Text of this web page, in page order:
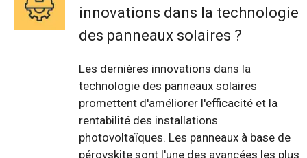
innovations dans la technologie
des panneaux solaires ?
Les dernières innovations dans la
technologie des panneaux solaires
promettent d'améliorer l'efficacité et la
rentabilité des installations
photovoltaïques. Les panneaux à base de
pérovskite sont l'une des avancées les plus